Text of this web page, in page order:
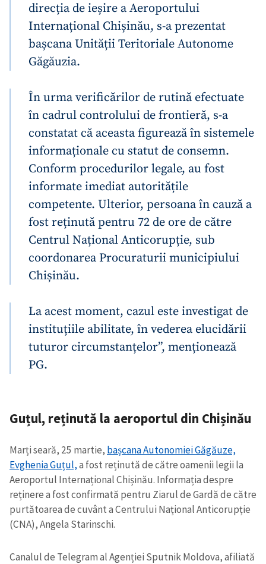
direcția de ieșire a Aeroportului
Internațional Chișinău, s-a prezentat
bașcana Unității Teritoriale Autonome
Găgăuzia.
În urma verificărilor de rutină efectuate
în cadrul controlului de frontieră, s-a
constatat că aceasta figurează în sistemele
informaționale cu statut de consemn.
Conform procedurilor legale, au fost
informate imediat autoritățile
competente. Ulterior, persoana în cauză a
fost reținută pentru 72 de ore de către
Centrul Național Anticorupție, sub
coordonarea Procuraturii municipiului
Chișinău.
La acest moment, cazul este investigat de
instituțiile abilitate, în vederea elucidării
tuturor circumstanțelor”, menționează
PG.
Guțul, reținută la aeroportul din Chișinău
Marți seară, 25 martie, bașcana Autonomiei Găgăuze,
Evghenia Guțul,a fost reținută de către oamenii legii la
Aeroportul Internațional Chișinău. Informația despre
reținere a fost confirmată pentru Ziarul de Gardă de către
purtătoarea de cuvânt a Centrului Național Anticorupție
(CNA), Angela Starinschi.
Canalul de Telegram al Agenției Sputnik Moldova, afiliată